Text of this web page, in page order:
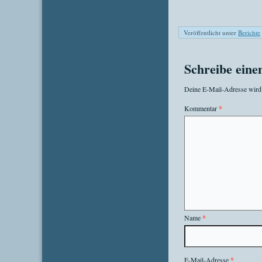
Veröffentlicht unter Berichte
Schreibe
Deine E-Mail-Adresse
Kommentar*
Name*
E-Mail-Adresse*